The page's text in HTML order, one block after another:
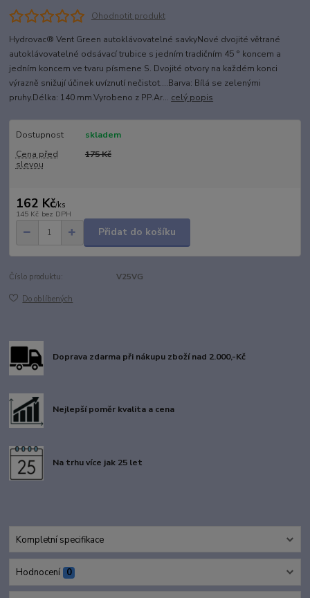
Ohodnotit produkt
Hydrovac® Vent Green autoklávovatelné savkyNové dvojité větrané
autoklávovatelné odsávací trubice s jedním tradičním 45 ° koncem a
jedním koncem ve tvaru písmene S. Dvojité otvory na každém konci
výrazně snižují účinek uvíznutí nečistot....Barva: Bílá se zelenými
pruhy.Délka: 140 mm.Vyrobeno z PP.Ar... celý popis
Dostupnost
skladem
Cena před
slevou
175 Kč
162 Kč/ks
145 Kč bez DPH
Přidat do košíku
Číslo produktu: V25VG
Do oblíbených
Doprava zdarma při nákupu zboží nad 2.000,-Kč
Nejlepší poměr kvalita a cena
Na trhu více jak 25 let
Kompletní specifikace
Hodnocení 0